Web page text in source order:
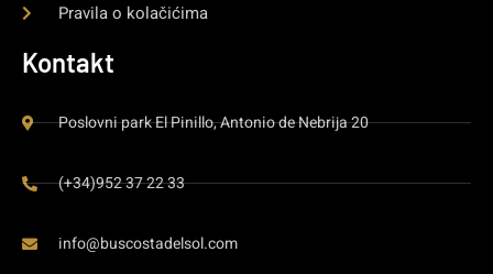
Pravila o kolačićima
Kontakt
Poslovni park El Pinillo, Antonio de Nebrija 20
(+34)952 37 22 33
info@buscostadelsol.com